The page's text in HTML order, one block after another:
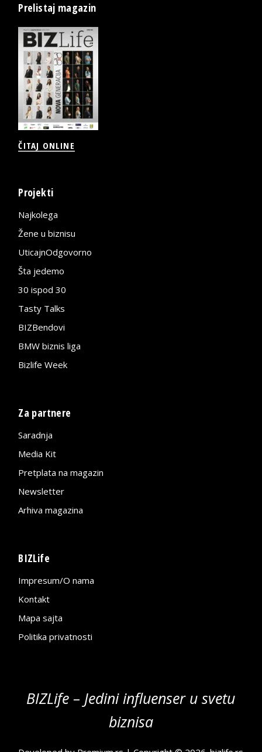
Prelistaj magazin
ČITAJ ONLINE
Projekti
Najkolega
Žene u biznisu
UticajnOdgovorno
Šta jedemo
30 ispod 30
Tasty Talks
BIZBendovi
BMW biznis liga
Bizlife Week
Za partnere
Saradnja
Media Kit
Pretplata na magazin
Newsletter
Arhiva magazina
BIZLife
Impresum/O nama
Kontakt
Mapa sajta
Politika privatnosti
BIZLife – Jedini influenser u svetu
biznisa